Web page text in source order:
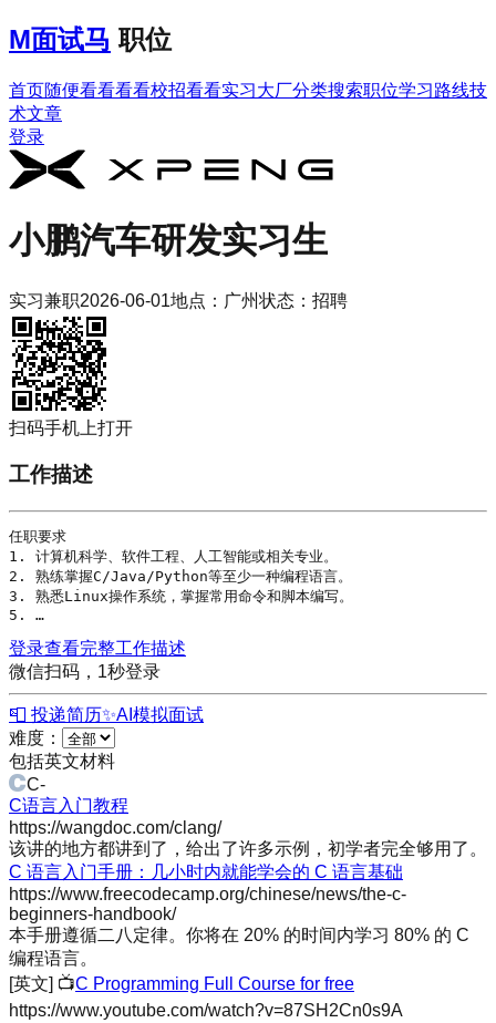
M面试马 职位
首页随便看看看看校招看看实习大厂分类搜索职位学习路线技
术文章
登录
小鹏汽车研发实习生
实习兼职2026-06-01地点： 广州状态： 招聘
扫码手机上打开
工作描述
任职要求
1. 计算机科学、软件工程、人工智能或相关专业。
2. 熟练掌握C/Java/Python等至少一种编程语言。
3. 熟悉Linux操作系统，掌握常用命令和脚本编写。
5. …
登录查看完整工作描述
微信扫码，1秒登录
📮 投递简历✨AI模拟面试
难度：
包括英文材料
C-
C语言入门教程
https://wangdoc.com/clang/
该讲的地方都讲到了，给出了许多示例，初学者完全够用了。
C 语言入门手册：几小时内就能学会的 C 语言基础
https://www.freecodecamp.org/chinese/news/the-c-
beginners-handbook/
本手册遵循二八定律。你将在 20% 的时间内学习 80% 的 C
编程语言。
[英文] 📺C Programming Full Course for free
https://www.youtube.com/watch?v=87SH2Cn0s9A